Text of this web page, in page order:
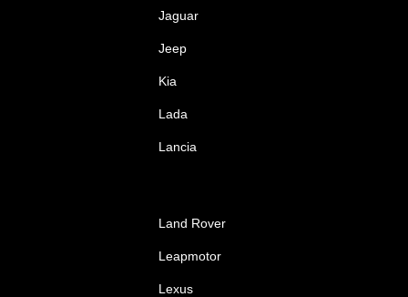
Jaguar
Jeep
Kia
Lada
Lancia
Land Rover
Leapmotor
Lexus